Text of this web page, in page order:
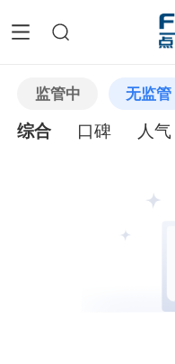
监管中 无监管
综合 口碑 人气